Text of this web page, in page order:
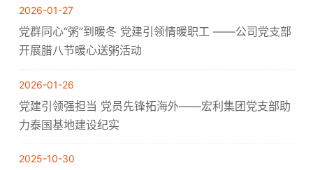
2026-01-27
党群同心“粥”到暖冬 党建引领情暖职工 ——公司党支部
开展腊八节暖心送粥活动
2026-01-26
党建引领强担当 党员先锋拓海外——宏利集团党支部助
力泰国基地建设纪实
2025-10-30